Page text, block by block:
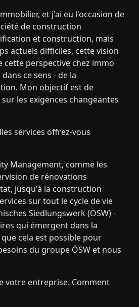
et j'ai eu l'occasion de
de construction
et construction, mais
actuels difficiles, cette vision
cette perspective chez immo
ce sens - de la
Mon objectif est de
les exigences changeantes
services offrez-vous
Management, comme les
de rénovations
jusqu'à la construction
sur tout le cycle de vie
Siedlungswerk (ÖSW) -
qui émergent dans la
cela est possible pour
du groupe ÖSW et nous
votre entreprise. Comment